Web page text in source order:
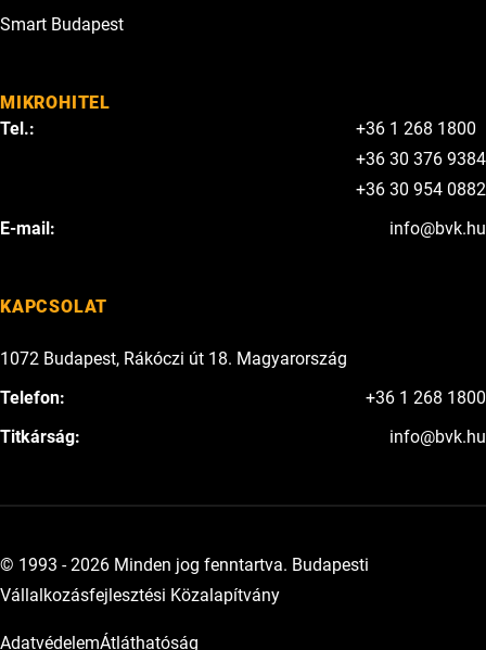
Smart Budapest
MIKROHITEL
Tel.:
+36 1 268 1800
+36 30 376 9384
+36 30 954 0882
E-mail:
info@bvk.hu
KAPCSOLAT
1072 Budapest, Rákóczi út 18. Magyarország
Telefon:
+36 1 268 1800
Titkárság:
info@bvk.hu
© 1993 - 2026 Minden jog fenntartva. Budapesti
Vállalkozásfejlesztési Közalapítvány
AdatvédelemÁtláthatóság